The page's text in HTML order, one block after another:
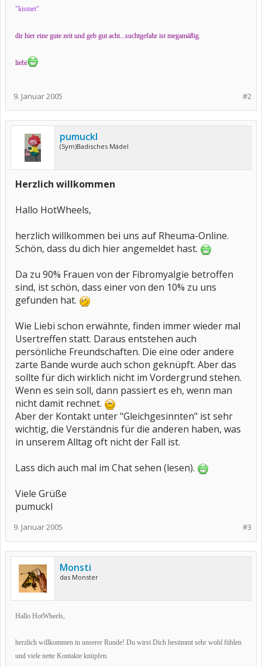
"kismet"
dir hier eine gute zeit und geb gut acht...suchtgefahr ist megamäßig.
liebi
#2
9. Januar 2005
pumuckl
(Sym)Badisches Mädel
Herzlich willkommen
Hallo HotWheels,
herzlich willkommen bei uns auf Rheuma-Online.
Schön, dass du dich hier angemeldet hast.
Da zu 90% Frauen von der Fibromyalgie betroffen
sind, ist schön, dass einer von den 10% zu uns
gefunden hat.
Wie Liebi schon erwähnte, finden immer wieder mal
Usertreffen statt. Daraus entstehen auch
persönliche Freundschaften. Die eine oder andere
zarte Bande wurde auch schon geknüpft. Aber das
sollte für dich wirklich nicht im Vordergrund stehen.
Wenn es sein soll, dann passiert es eh, wenn man
nicht damit rechnet.
Aber der Kontakt unter "Gleichgesinnten" ist sehr
wichtig, die Verständnis für die anderen haben, was
in unserem Alltag oft nicht der Fall ist.
Lass dich auch mal im Chat sehen (lesen).
Viele Grüße
pumuckl
#3
9. Januar 2005
Monsti
das Monster
Hallo HotWheels,
herzlich willkommen in unserer Runde! Du wirst Dich bestimmt sehr wohl fühlen
und viele nette Kontakte knüpfen.